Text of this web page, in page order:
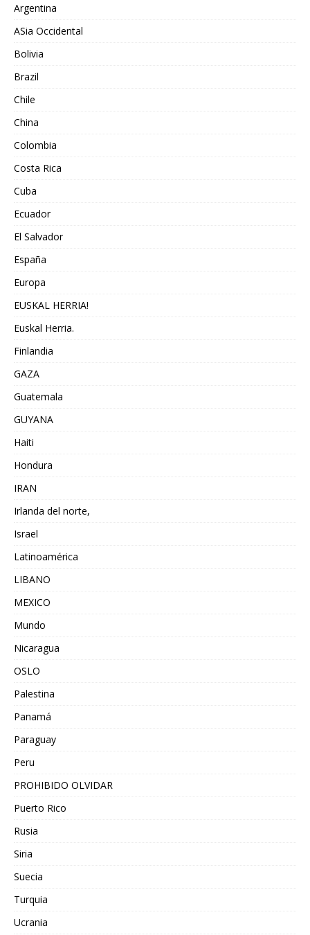
Argentina
ASia Occidental
Bolivia
Brazil
Chile
China
Colombia
Costa Rica
Cuba
Ecuador
El Salvador
España
Europa
EUSKAL HERRIA!
Euskal Herria.
Finlandia
GAZA
Guatemala
GUYANA
Haiti
Hondura
IRAN
Irlanda del norte,
Israel
Latinoamérica
LIBANO
MEXICO
Mundo
Nicaragua
OSLO
Palestina
Panamá
Paraguay
Peru
PROHIBIDO OLVIDAR
Puerto Rico
Rusia
Siria
Suecia
Turquia
Ucrania